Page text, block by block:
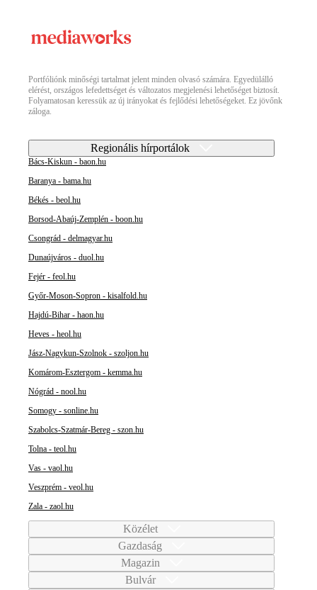
Portfóliónk minőségi tartalmat jelent minden olvasó számára. Egyedülálló
elérést, országos lefedettséget és változatos megjelenési lehetőséget biztosít.
Folyamatosan keressük az új irányokat és fejlődési lehetőségeket. Ez jövőnk
záloga.
Regionális hírportálok
Bács-Kiskun - baon.hu
Baranya - bama.hu
Békés - beol.hu
Borsod-Abaúj-Zemplén - boon.hu
Csongrád - delmagyar.hu
Dunaújváros - duol.hu
Fejér - feol.hu
Győr-Moson-Sopron - kisalfold.hu
Hajdú-Bihar - haon.hu
Heves - heol.hu
Jász-Nagykun-Szolnok - szoljon.hu
Komárom-Esztergom - kemma.hu
Nógrád - nool.hu
Somogy - sonline.hu
Szabolcs-Szatmár-Bereg - szon.hu
Tolna - teol.hu
Vas - vaol.hu
Veszprém - veol.hu
Zala - zaol.hu
Közélet
Gazdaság
Magazin
Bulvár